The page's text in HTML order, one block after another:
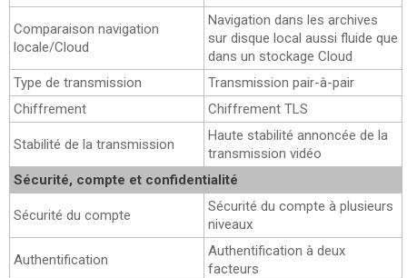
Comparaison navigation
locale/Cloud
Navigation dans les archives
sur disque local aussi fluide que
dans un stockage Cloud
Type de transmission
Transmission pair-à-pair
Chiffrement
Chiffrement TLS
Stabilité de la transmission
Haute stabilité annoncée de la
transmission vidéo
Sécurité, compte et confidentialité
Sécurité du compte
Sécurité du compte à plusieurs
niveaux
Authentification
Authentification à deux
facteurs